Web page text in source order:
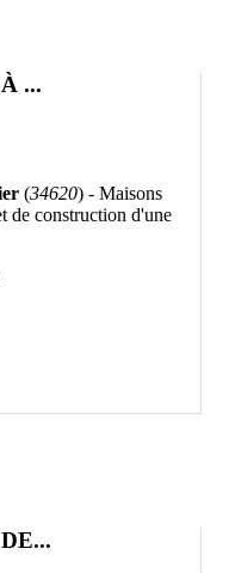
...
(34620) - Maisons
de construction d'une